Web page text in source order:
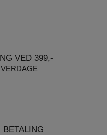
VED 399,-
BETALING